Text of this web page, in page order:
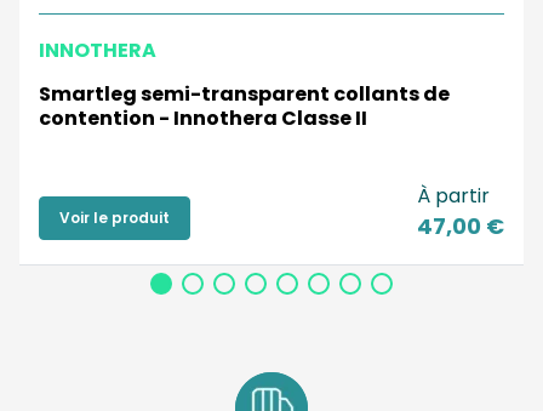
INNOTHERA
Smartleg semi-transparent collants de
contention - Innothera Classe II
Voir le produit
À partir
47,00 €